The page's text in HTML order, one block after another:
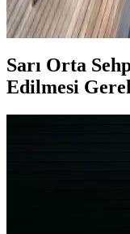
uyumlu kullanımı
seçimler verandanın
Sarı Orta
Edilmesi